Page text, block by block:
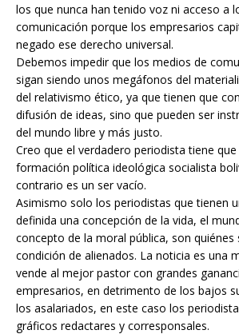
los que nunca han tenido voz ni acceso a
comunicación porque los empresarios
negado ese derecho universal.
Debemos impedir que los medios de
sigan siendo unos megáfonos del
del relativismo ético, ya que tienen que
difusión de ideas, sino que pueden ser
del mundo libre y más justo.
Creo que el verdadero periodista tiene
formación política ideológica socialista
contrario es un ser vacío.
Asimismo solo los periodistas que tienen
definida una concepción de la vida, el
concepto de la moral pública, son quiénes
condición de alienados. La noticia es una
vende al mejor pastor con grandes
empresarios, en detrimento de los bajos
los asalariados, en este caso los
gráficos redactares y corresponsales.